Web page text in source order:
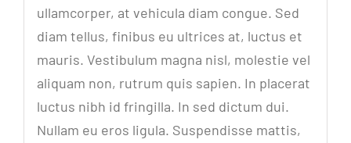
ullamcorper, at vehicula diam congue. Sed
diam tellus, finibus eu ultrices at, luctus et
mauris. Vestibulum magna nisl, molestie vel
aliquam non, rutrum quis sapien. In placerat
luctus nibh id fringilla. In sed dictum dui.
Nullam eu eros ligula. Suspendisse mattis,